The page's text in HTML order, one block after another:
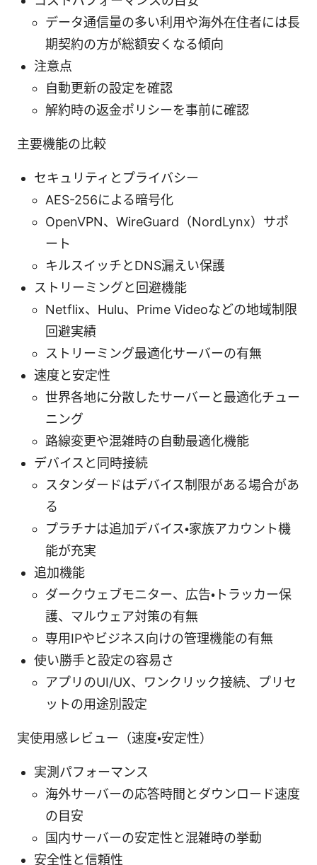
データ通信量の多い利用や海外在住者には長
期契約の方が総額安くなる傾向
注意点
自動更新の設定を確認
解約時の返金ポリシーを事前に確認
主要機能の比較
セキュリティとプライバシー
AES-256による暗号化
OpenVPN、WireGuard（NordLynx）サポ
ート
キルスイッチとDNS漏えい保護
ストリーミングと回避機能
Netflix、Hulu、Prime Videoなどの地域制限
回避実績
ストリーミング最適化サーバーの有無
速度と安定性
世界各地に分散したサーバーと最適化チュー
ニング
路線変更や混雑時の自動最適化機能
デバイスと同時接続
スタンダードはデバイス制限がある場合があ
る
プラチナは追加デバイス・家族アカウント機
能が充実
追加機能
ダークウェブモニター、広告・トラッカー保
護、マルウェア対策の有無
専用IPやビジネス向けの管理機能の有無
使い勝手と設定の容易さ
アプリのUI/UX、ワンクリック接続、プリセ
ットの用途別設定
実使用感レビュー（速度・安定性）
実測パフォーマンス
海外サーバーの応答時間とダウンロード速度
の目安
国内サーバーの安定性と混雑時の挙動
安全性と信頼性